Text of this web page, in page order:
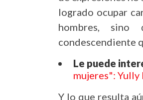
logrado ocupar
hombres, sino
condescendiente
Le puede
mujeres": Yully
Y lo que resulta